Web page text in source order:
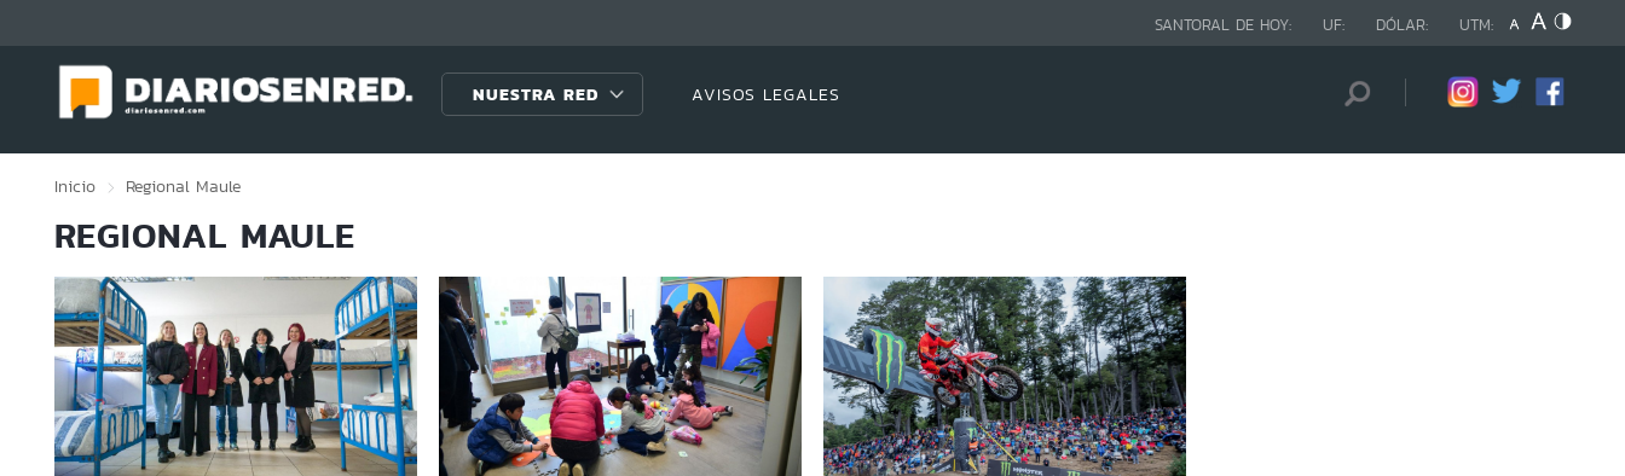
SANTORAL DE HOY: UF: DÓLAR: UTM:
NUESTRA RED AVISOS LEGALES
Inicio Regional Maule
REGIONAL MAULE